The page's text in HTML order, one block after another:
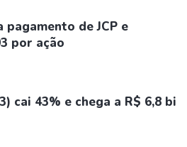
pagamento de JCP e
por ação
cai 43% e chega a R$ 6,8 bi